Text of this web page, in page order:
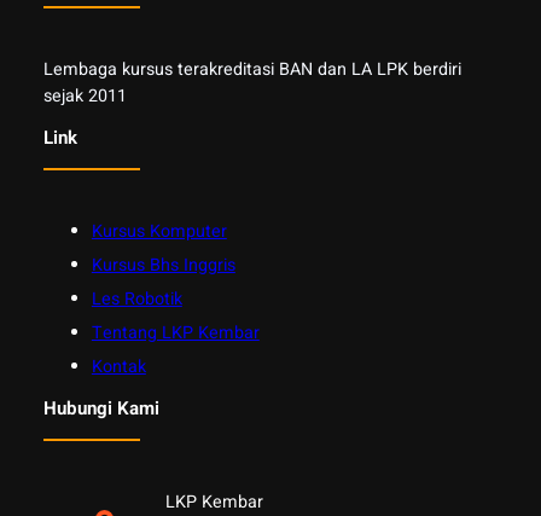
Lembaga kursus terakreditasi BAN dan LA LPK berdiri
sejak 2011
Link
Kursus Komputer
Kursus Bhs Inggris
Les Robotik
Tentang LKP Kembar
Kontak
Hubungi Kami
LKP Kembar